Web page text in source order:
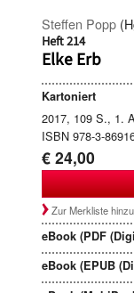
Steffen Popp
Heft 214
Elke Erb
Kartoniert
2017, 109 S., 1.
ISBN 978-3-
€ 24,00
Zur Merkliste
eBook (PDF
eBook (EPUB